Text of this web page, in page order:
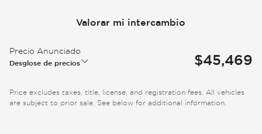
Valorar mi intercambio
Precio Anunciado
Desglose de precios $45,469
Price excludes taxes, title, license, and registration fees. All vehicles
are subject to prior sale. See below for additional information.